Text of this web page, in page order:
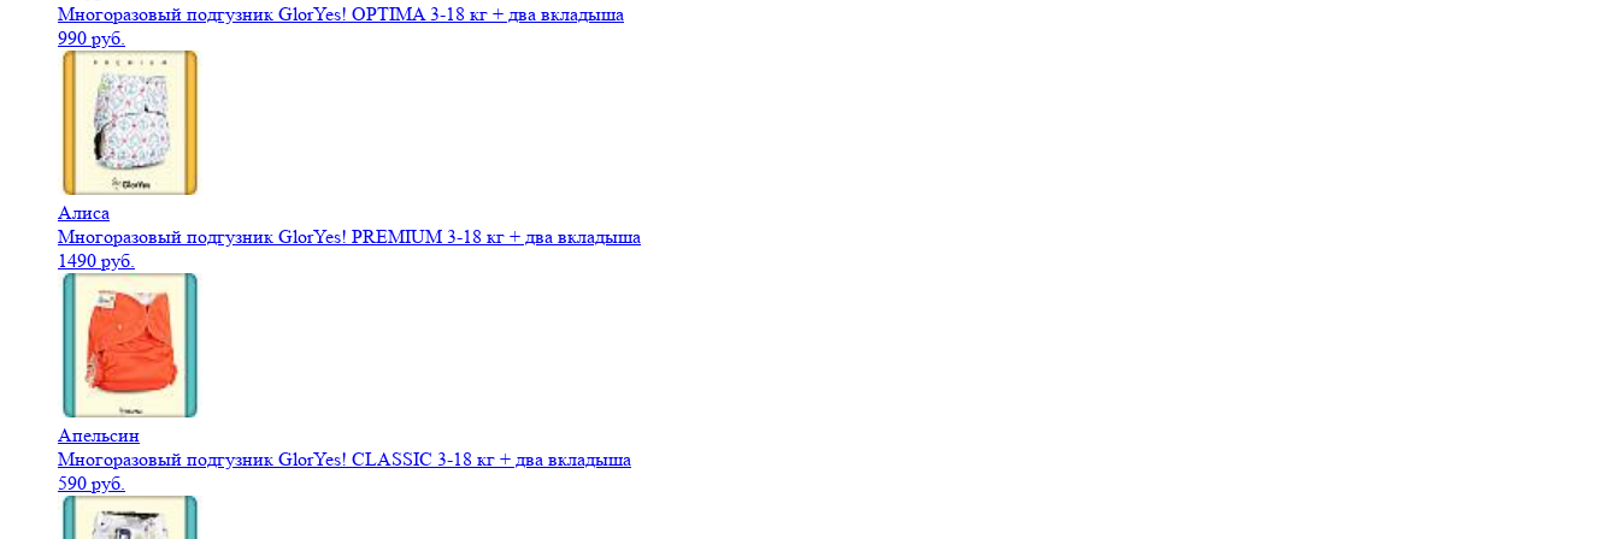
Многоразовый подгузник GlorYes! OPTIMA 3-18 кг + два вкладыша
990 руб.
Алиса
Многоразовый подгузник GlorYes! PREMIUM 3-18 кг + два вкладыша
1490 руб.
Апельсин
Многоразовый подгузник GlorYes! CLASSIC 3-18 кг + два вкладыша
590 руб.